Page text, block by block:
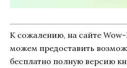
К сожалению, на сайте
можем предоставить
бесплатно полную версию